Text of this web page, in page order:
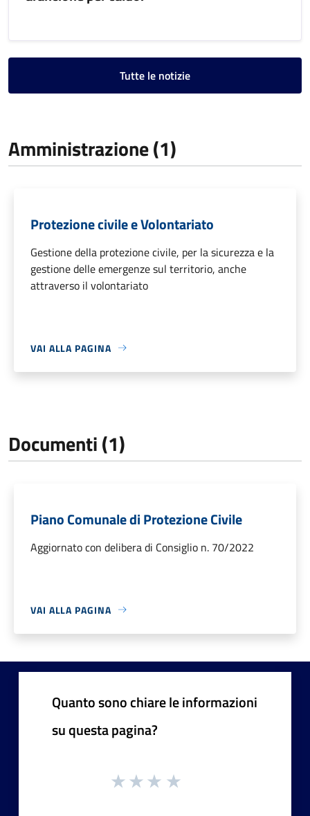
Tutte le notizie
Amministrazione (1)
Protezione civile e Volontariato
Gestione della protezione civile, per la sicurezza e la
gestione delle emergenze sul territorio, anche
attraverso il volontariato
VAI ALLA PAGINA
Documenti (1)
Piano Comunale di Protezione Civile
Aggiornato con delibera di Consiglio n. 70/2022
VAI ALLA PAGINA
Quanto sono chiare le informazioni
su questa pagina?